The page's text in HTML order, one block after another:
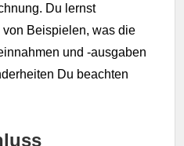
Du lernst
Beispielen, was die
und -ausgaben
Du beachten